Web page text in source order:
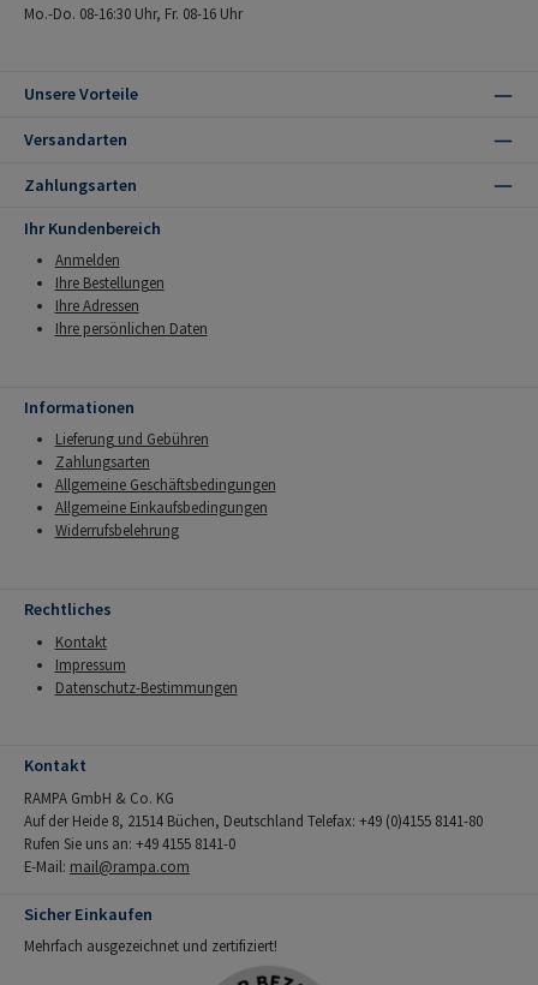
Mo.-Do. 08-16:30 Uhr, Fr. 08-16 Uhr
Unsere Vorteile
Versandarten
Zahlungsarten
Ihr Kundenbereich
Anmelden
Ihre Bestellungen
Ihre Adressen
Ihre persönlichen Daten
Informationen
Lieferung und Gebühren
Zahlungsarten
Allgemeine Geschäftsbedingungen
Allgemeine Einkaufsbedingungen
Widerrufsbelehrung
Rechtliches
Kontakt
Impressum
Datenschutz-Bestimmungen
Kontakt
RAMPA GmbH & Co. KG
Auf der Heide 8, 21514 Büchen, Deutschland Telefax: +49 (0)4155 8141-80
Rufen Sie uns an: +49 4155 8141-0
E-Mail: mail@rampa.com
Sicher Einkaufen
Mehrfach ausgezeichnet und zertifiziert!